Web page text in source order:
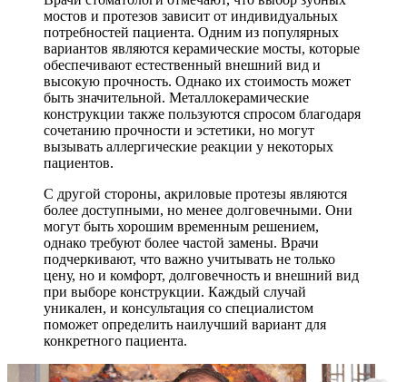
мостов и протезов зависит от индивидуальных
потребностей пациента. Одним из популярных
вариантов являются керамические мосты, которые
обеспечивают естественный внешний вид и
высокую прочность. Однако их стоимость может
быть значительной. Металлокерамические
конструкции также пользуются спросом благодаря
сочетанию прочности и эстетики, но могут
вызывать аллергические реакции у некоторых
пациентов.
С другой стороны, акриловые протезы являются
более доступными, но менее долговечными. Они
могут быть хорошим временным решением,
однако требуют более частой замены. Врачи
подчеркивают, что важно учитывать не только
цену, но и комфорт, долговечность и внешний вид
при выборе конструкции. Каждый случай
уникален, и консультация со специалистом
поможет определить наилучший вариант для
конкретного пациента.